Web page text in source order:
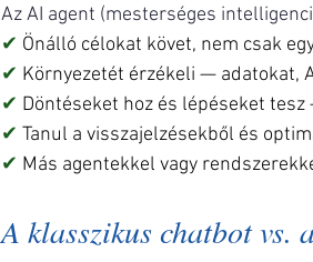
Az AI agent (mesterséges
✔ Önálló célokat követ, nem csak
✔ Környezetét érzékeli — adatokat,
✔ Döntéseket hoz és lépéseket
✔ Tanul a visszajelzésekből és
✔ Más agentekkel vagy
A klasszikus chatbot vs.